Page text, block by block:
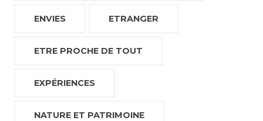
ENVIES ETRANGER
ETRE PROCHE DE TOUT
EXPÉRIENCES
NATURE ET PATRIMOINE